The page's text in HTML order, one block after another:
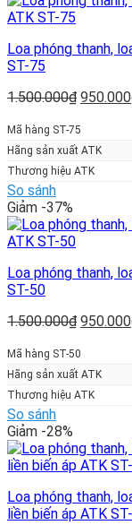
Loa phóng thanh,
ST-75
1.500.000₫ Giá
là:
950.000
Mã hàng ST-75
Hãng sản xuất ATK
Thương hiệu ATK
So sánh
Giảm -37%
Loa phóng thanh,
ST-50
1.500.000₫ Giá
là:
950.000
Mã hàng ST-50
Hãng sản xuất ATK
Thương hiệu ATK
So sánh
Giảm -28%
Loa phóng thanh,
liền biến áp ATK